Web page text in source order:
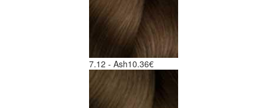
7.12 - Ash10.36€